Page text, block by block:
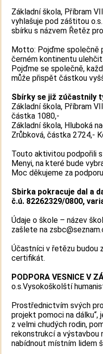
Základní škola, Příbram
vyhlašuje pod záštitou
sbírku s názvem Řetěz
Motto: Pojďme společně
černém kontinentu
Pojďme se společně,
může přispět částkou
Sbírky se již zúčastnily
Základní škola, Příbram
částka 1080,-
Základní škola, Hluboká
Zrůbková, částka 2724,-
Touto aktivitou podpořili
Menyi, na které bude
Moc děkujeme za
Sbirka pokracuje dal a
č.ú. 82262329/0800,
Údaje o škole – název
zašlete na
Účastníci v řetězu budou
certifikát.
PODPORA VESNICE V
o.s.Vysokoškolští
Prostřednictvím svých
projekt pomoci na
z velmi chudých rodin,
rekonstrukcí a výstavbou
nabídnout místním lidem